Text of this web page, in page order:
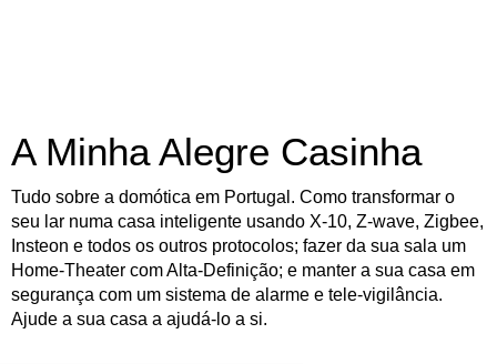
A Minha Alegre Casinha
Tudo sobre a domótica em Portugal. Como transformar o
seu lar numa casa inteligente usando X-10, Z-wave, Zigbee,
Insteon e todos os outros protocolos; fazer da sua sala um
Home-Theater com Alta-Definição; e manter a sua casa em
segurança com um sistema de alarme e tele-vigilância.
Ajude a sua casa a ajudá-lo a si.